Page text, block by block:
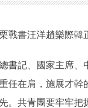
書汪洋趙樂際韓
記、國家主席、
任在肩，施展才幹
。共青團要牢牢把